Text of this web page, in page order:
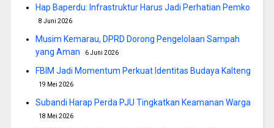
Hap Baperdu: Infrastruktur Harus Jadi Perhatian Pemko
8 Juni 2026
Musim Kemarau, DPRD Dorong Pengelolaan Sampah
yang Aman
6 Juni 2026
FBIM Jadi Momentum Perkuat Identitas Budaya Kalteng
19 Mei 2026
Subandi Harap Perda PJU Tingkatkan Keamanan Warga
18 Mei 2026